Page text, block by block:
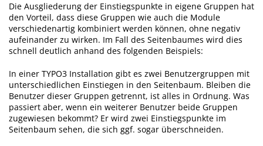
Die Ausgliederung der Einstiegspunkte in eigene Gruppen hat
den Vorteil, dass diese Gruppen wie auch die Module
verschiedenartig kombiniert werden können, ohne negativ
aufeinander zu wirken. Im Fall des Seitenbaumes wird dies
schnell deutlich anhand des folgenden Beispiels:
In einer TYPO3 Installation gibt es zwei Benutzergruppen mit
unterschiedlichen Einstiegen in den Seitenbaum. Bleiben die
Benutzer dieser Gruppen getrennt, ist alles in Ordnung. Was
passiert aber, wenn ein weiterer Benutzer beide Gruppen
zugewiesen bekommt? Er wird zwei Einstiegspunkte im
Seitenbaum sehen, die sich ggf. sogar überschneiden.